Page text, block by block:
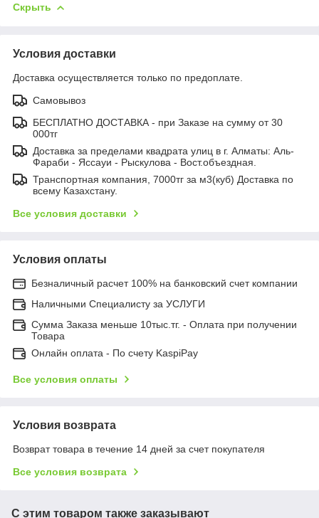
Скрыть
Условия доставки
Доставка осуществляется только по предоплате.
Самовывоз
БЕСПЛАТНО ДОСТАВКА - при Заказе на сумму от 30
000тг
Доставка за пределами квадрата улиц в г. Алматы: Аль-
Фараби - Яссауи - Рыскулова - Вост.объездная.
Транспортная компания, 7000тг за м3(куб) Доставка по
всему Казахстану.
Все условия доставки
Условия оплаты
Безналичный расчет 100% на банковский счет компании
Наличными Специалисту за УСЛУГИ
Сумма Заказа меньше 10тыс.тг. - Оплата при получении
Товара
Онлайн оплата - По счету KaspiPay
Все условия оплаты
Условия возврата
Возврат товара в течение 14 дней за счет покупателя
Все условия возврата
С этим товаром также заказывают